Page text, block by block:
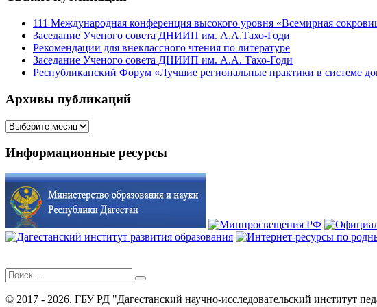
111 Международная конференция высокого уровня «Всемирная
Заседание Ученого совета ДНИИП им. А.А.Тахо-Годи
Рекомендации для внеклассного чтения по литературе
Заседание Ученого совета ДНИИП им. А.А. Тахо-Годи
Республиканский Форум «Лучшие региональные практики в системе
Архивы публикаций
Архивы
Информационные ресурсы
Поиск
для:
© 2017 - 2026. ГБУ РД "Дагестанский научно-исследовательский институт